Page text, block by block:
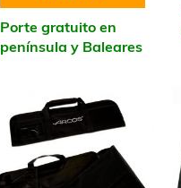
Porte gratuito en
península y Baleares